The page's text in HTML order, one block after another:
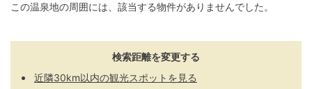
この温泉地の周囲には、該当する物件がありませんでした。
検索距離を変更する
近隣30km以内の観光スポットを見る